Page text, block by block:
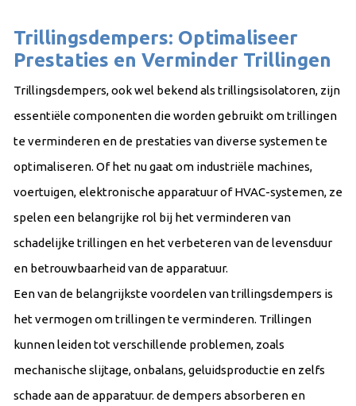
Trillingsdempers: Optimaliseer
Prestaties en Verminder Trillingen
Trillingsdempers, ook wel bekend als trillingsisolatoren, zijn
essentiële componenten die worden gebruikt om trillingen
te verminderen en de prestaties van diverse systemen te
optimaliseren. Of het nu gaat om industriële machines,
voertuigen, elektronische apparatuur of HVAC-systemen, ze
spelen een belangrijke rol bij het verminderen van
schadelijke trillingen en het verbeteren van de levensduur
en betrouwbaarheid van de apparatuur.
Een van de belangrijkste voordelen van trillingsdempers is
het vermogen om trillingen te verminderen. Trillingen
kunnen leiden tot verschillende problemen, zoals
mechanische slijtage, onbalans, geluidsproductie en zelfs
schade aan de apparatuur. de dempers absorberen en